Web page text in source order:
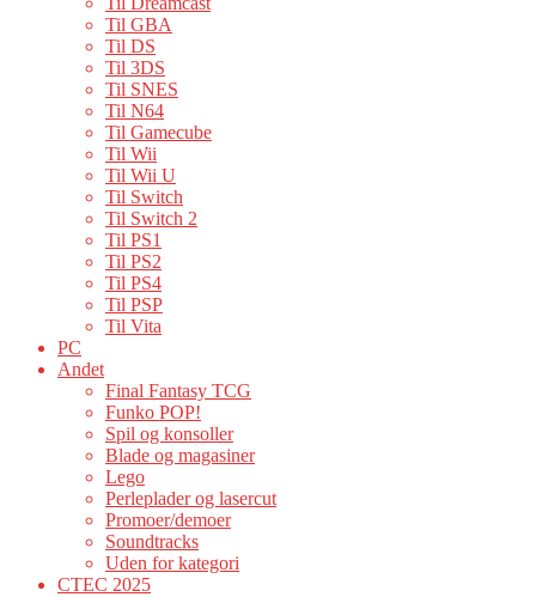
Til GBA
Til DS
Til 3DS
Til SNES
Til N64
Til Gamecube
Til Wii
Til Wii U
Til Switch
Til Switch 2
Til PS1
Til PS2
Til PS4
Til PSP
Til Vita
PC
Andet
Final Fantasy TCG
Funko POP!
Spil og konsoller
Blade og magasiner
Lego
Perleplader og lasercut
Promoer/demoer
Soundtracks
Uden for kategori
CTEC 2025